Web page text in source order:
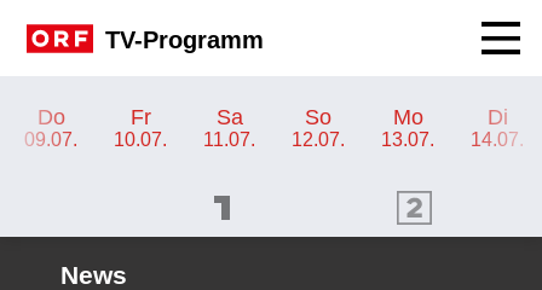
TV-Programm
Do
09.07.
Fr
10.07.
Sa
11.07.
So
12.07.
Mo
13.07.
Di
14.07.
ORF 2 Programm
News